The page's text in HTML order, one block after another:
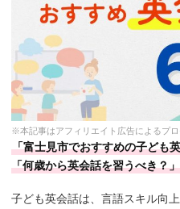
※本記事はアフィリエイト広告によるプ
「富士見市でおすすめの子ども
「何歳から英会話を習うべき？」
子ども英会話は、言語スキル向